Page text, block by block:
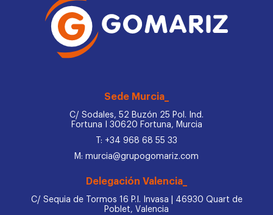
Sede Murcia_
C/ Sodales, 52 Buzón 25 Pol. Ind.
Fortuna I 30620 Fortuna, Murcia
T: +34 968 68 55 33
M: murcia@grupogomariz.com
Delegación Valencia_
C/ Sequia de Tormos 16 P.I. Invasa | 46930 Quart de
Poblet, Valencia